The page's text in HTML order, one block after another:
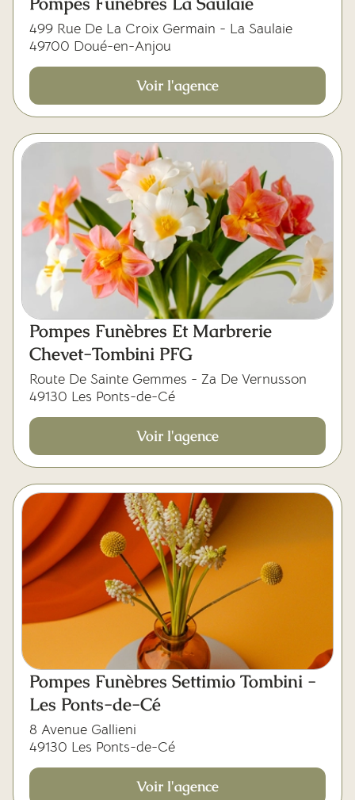
499 Rue De La Croix Germain - La Saulaie
49700 Doué-en-Anjou
Voir l'agence
Pompes Funèbres Et Marbrerie
Chevet-Tombini PFG
Route De Sainte Gemmes - Za De Vernusson
49130 Les Ponts-de-Cé
Voir l'agence
Pompes Funèbres Settimio Tombini -
Les Ponts-de-Cé
8 Avenue Gallieni
49130 Les Ponts-de-Cé
Voir l'agence